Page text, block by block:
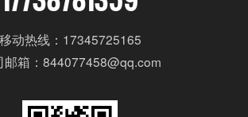
移动热线：17345725165
邮箱：844077458@qq.com